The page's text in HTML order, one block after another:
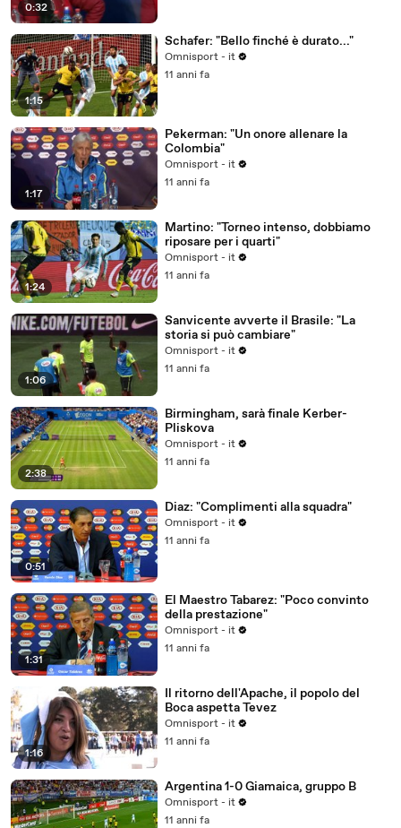
0:32
1:15
Schafer: "Bello finché è durato..."
Omnisport - it
11 anni fa
1:17
Pekerman: "Un onore allenare la
Colombia"
Omnisport - it
11 anni fa
1:24
Martino: "Torneo intenso, dobbiamo
riposare per i quarti"
Omnisport - it
11 anni fa
1:06
Sanvicente avverte il Brasile: "La
storia si può cambiare"
Omnisport - it
11 anni fa
2:38
Birmingham, sarà finale Kerber-
Pliskova
Omnisport - it
11 anni fa
0:51
Diaz: "Complimenti alla squadra"
Omnisport - it
11 anni fa
1:31
El Maestro Tabarez: "Poco convinto
della prestazione"
Omnisport - it
11 anni fa
1:16
Il ritorno dell'Apache, il popolo del
Boca aspetta Tevez
Omnisport - it
11 anni fa
Argentina 1-0 Giamaica, gruppo B
Omnisport - it
11 anni fa